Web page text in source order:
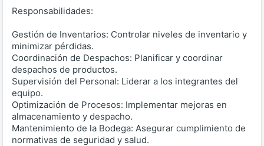
Responsabilidades:
Gestión de Inventarios: Controlar niveles de inventario y
minimizar pérdidas.
Coordinación de Despachos: Planificar y coordinar
despachos de productos.
Supervisión del Personal: Liderar a los integrantes del
equipo.
Optimización de Procesos: Implementar mejoras en
almacenamiento y despacho.
Mantenimiento de la Bodega: Asegurar cumplimiento de
normativas de seguridad y salud.